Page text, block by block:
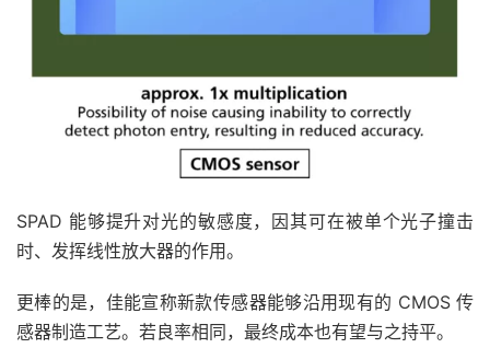
SPAD 能够提升对光的敏感度，因其可在被单个光子撞击
时、发挥线性放大器的作用。
更棒的是，佳能宣称新款传感器能够沿用现有的 CMOS 传
感器制造工艺。若良率相同，最终成本也有望与之持平。